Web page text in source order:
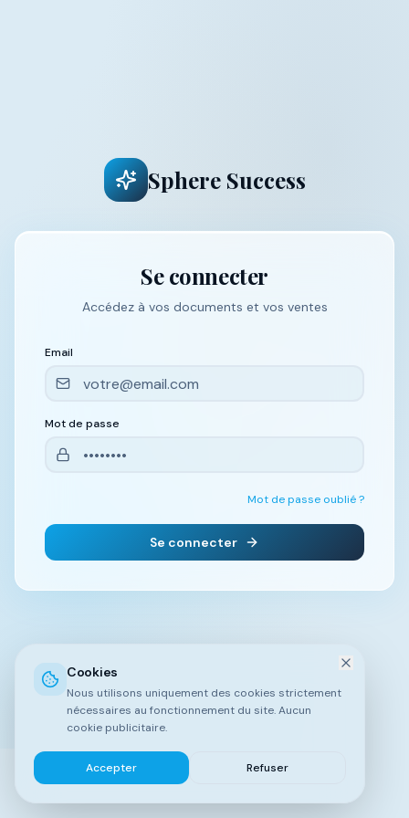
Sphere Success
Se connecter
Accédez à vos documents et vos ventes
Email
Mot de passe
Mot de passe oublié ?
Se connecter
Cookies
Nous utilisons uniquement des cookies strictement
nécessaires au fonctionnement du site. Aucun
cookie publicitaire.
Accepter Refuser